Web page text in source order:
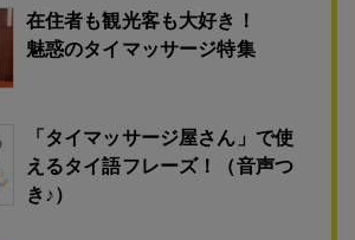
在住者も観光客も大好き！
魅惑のタイマッサージ特集
「タイマッサージ屋さん」で使
えるタイ語フレーズ！（音声つ
き♪）